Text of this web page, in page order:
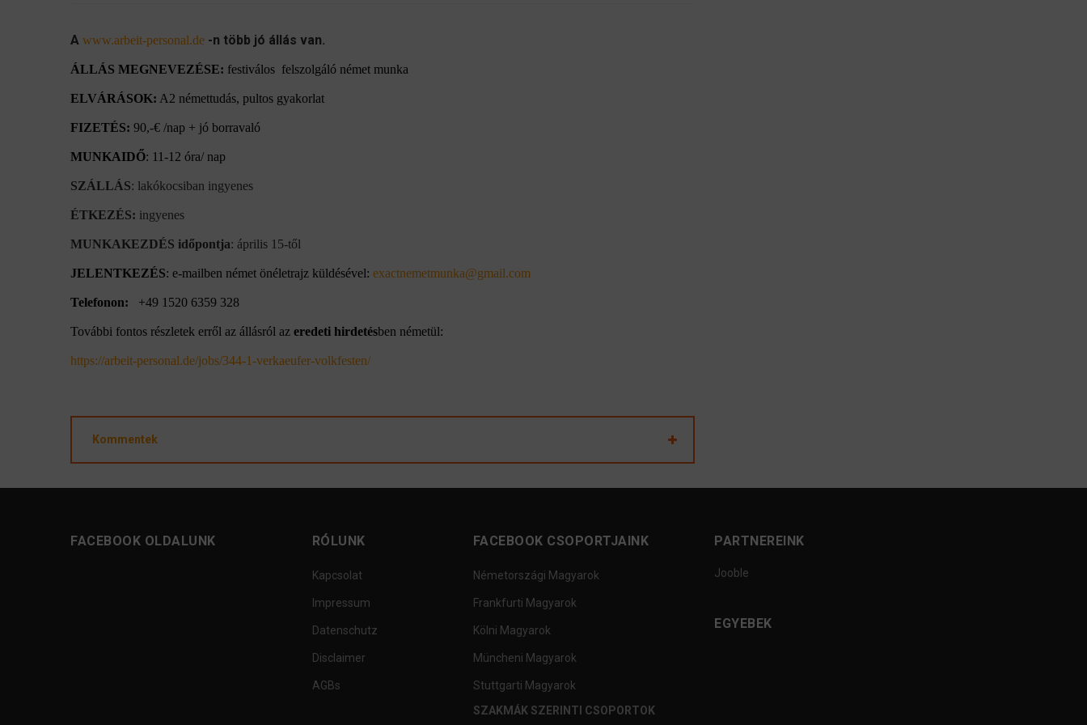
A www.arbeit-personal.de -n több jó állás van.
ÁLLÁS MEGNEVEZÉSE: festiválos felszolgáló német munka
ELVÁRÁSOK: A2 némettudás, pultos gyakorlat
FIZETÉS: 90,-€ /nap + jó borravaló
MUNKAIDŐ: 11-12 óra/ nap
SZÁLLÁS: lakókocsiban ingyenes
ÉTKEZÉS: ingyenes
MUNKAKEZDÉS időpontja: április 15-től
JELENTKEZÉS: e-mailben német önéletrajz küldésével: exactnemetmunka@gmail.com
Telefonon: +49 1520 6359 328
További fontos részletek erről az állásról az eredeti hirdetésben németül:
https://arbeit-personal.de/jobs/344-1-verkaeufer-volkfesten/
Kommentek
FACEBOOK OLDALUNK RÓLUNK
Kapcsolat
Impressum
Datenschutz
Disclaimer
AGBs
FACEBOOK CSOPORTJAINK
Németországi Magyarok
Frankfurti Magyarok
Kölni Magyarok
Müncheni Magyarok
Stuttgarti Magyarok
SZAKMÁK SZERINTI CSOPORTOK
PARTNEREINK
Jooble
EGYEBEK